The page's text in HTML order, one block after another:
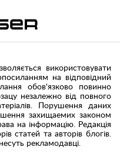
використовувати
на відповідний
обов'язково повинно
незалежно від повного
Порушення даних
захищаемих законом
на інформацію. Редакція
статей та авторів блогів.
рекламодавці.